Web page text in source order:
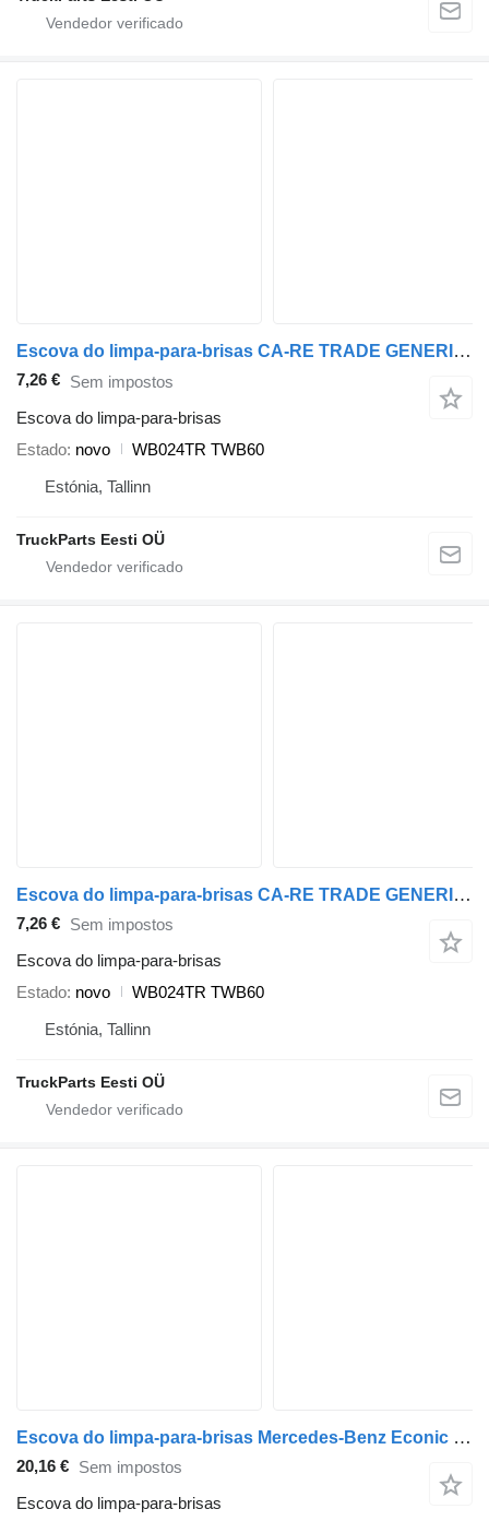
Escova do limpa-para-brisas CA-RE TRADE GENERIC (01.51-) WB024TR TWB60 para camião tractor
7,26 € Sem impostos
Escova do limpa-para-brisas
Estado novo
WB024TR TWB60
Estónia, Tallinn
TruckParts Eesti OÜ
Escova do limpa-para-brisas CA-RE TRADE GENERIC (01.51-) WB024TR TWB60 para camião tractor
7,26 € Sem impostos
Escova do limpa-para-brisas
Estado novo
WB024TR TWB60
Estónia, Tallinn
TruckParts Eesti OÜ
Escova do limpa-para-brisas Mercedes-Benz Econic 1828 (01.98-) A9578200344 para camião tractor Mercedes-Benz Econic (1998-2014)
20,16 € Sem impostos
Escova do limpa-para-brisas